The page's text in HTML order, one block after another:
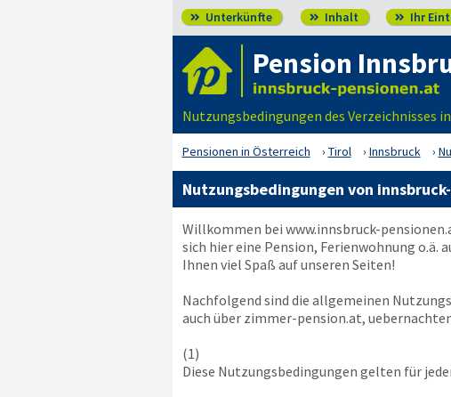
 Unterkünfte  Inhalt  Ihr
Pension
Nutzungsbedingungen des Verzeichnisses
Pensionen in Österreich Tirol Innsbruck
Nutzungsbedingungen von
Willkommen bei www.innsbruck-
sich hier eine Pension, Ferienwohnung o.ä.
Ihnen viel Spaß auf unseren Seiten!
Nachfolgend sind die allgemeinen
auch über zimmer-pension.at,
(1)
Diese Nutzungsbedingungen gelten für